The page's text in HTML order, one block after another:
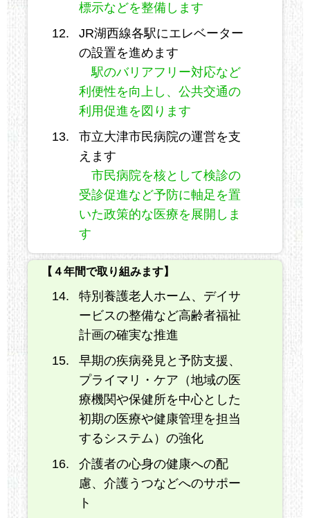
標示などを整備します
JR湖西線各駅にエレベーター
の設置を進めます
駅のバリアフリー対応など
利便性を向上し、公共交通の
利用促進を図ります
市立大津市民病院の運営を支
えます
市民病院を核として検診の
受診促進など予防に軸足を置
いた政策的な医療を展開しま
す
【４年間で取り組みます】
特別養護老人ホーム、デイサ
ービスの整備など高齢者福祉
計画の確実な推進
早期の疾病発見と予防支援、
プライマリ・ケア（地域の医
療機関や保健所を中心とした
初期の医療や健康管理を担当
するシステム）の強化
介護者の心身の健康への配
慮、介護うつなどへのサポー
ト